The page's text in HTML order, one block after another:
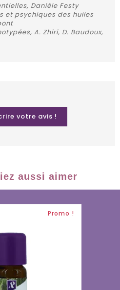
Danièle Festy
et psychiques des huiles
A. Zhiri, D. Baudoux,
votre avis !
aussi aimer
Promo !